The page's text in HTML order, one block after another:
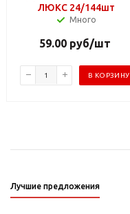
ЛЮКС 24/144шт
Много
59.00 руб/шт
В КОРЗИНУ
Лучшие предложения